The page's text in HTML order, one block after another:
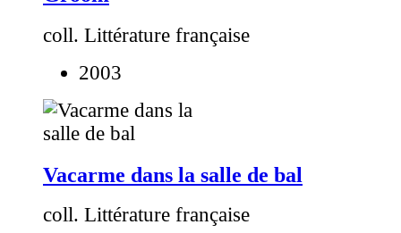
coll. Littérature française
2003
Vacarme dans la salle de bal
coll. Littérature française